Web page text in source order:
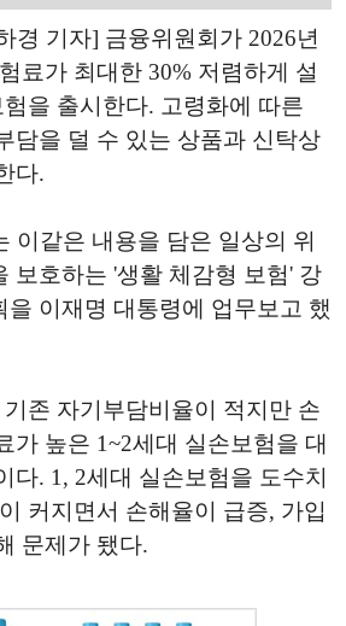
경 기자] 금융위원회가 2026년
료가 최대한 30% 저렴하게 설
을 출시한다. 고령화에 따른
담을 덜 수 있는 상품과 신탁상
다.
이같은 내용을 담은 일상의 위
보호하는 '생활 체감형 보험' 강
을 이재명 대통령에 업무보고 했
존 자기부담비율이 적지만 손
가 높은 1~2세대 실손보험을 대
다. 1, 2세대 실손보험을 도수치
커지면서 손해율이 급증, 가입
문제가 됐다.